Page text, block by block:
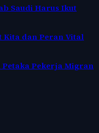
Saudi Harus Ikut
Kita dan Peran Vital
Pekerja Migran